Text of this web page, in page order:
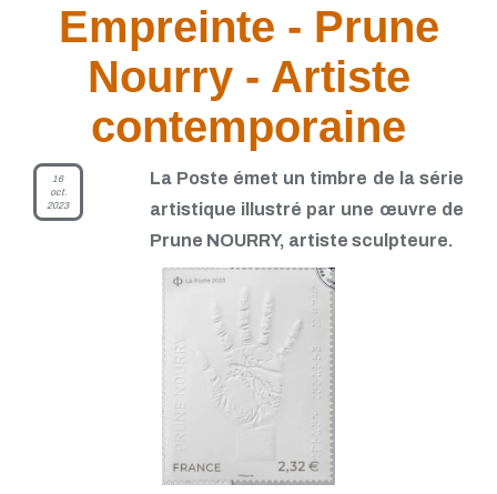
Empreinte - Prune
Nourry - Artiste
contemporaine
16
oct.
2023
La Poste émet un timbre de la série
artistique illustré par une œuvre de
Prune NOURRY, artiste sculpteure.